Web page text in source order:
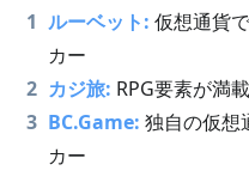
1 ルーベット: 仮想通貨
カー
2 カジ旅: RPG要素が満
3 BC.Game: 独自の仮想
カー